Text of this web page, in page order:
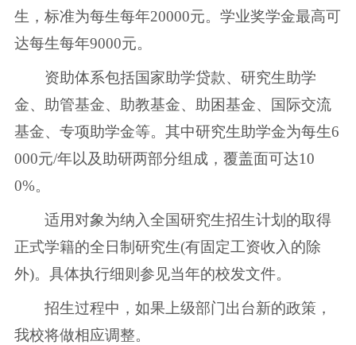
生，标准为每生每年20000元。学业奖学金最高可
达每生每年9000元。
资助体系包括国家助学贷款、研究生助学
金、助管基金、助教基金、助困基金、国际交流
基金、专项助学金等。其中研究生助学金为每生6
000元/年以及助研两部分组成，覆盖面可达10
0%。
适用对象为纳入全国研究生招生计划的取得
正式学籍的全日制研究生(有固定工资收入的除
外)。具体执行细则参见当年的校发文件。
招生过程中，如果上级部门出台新的政策，
我校将做相应调整。